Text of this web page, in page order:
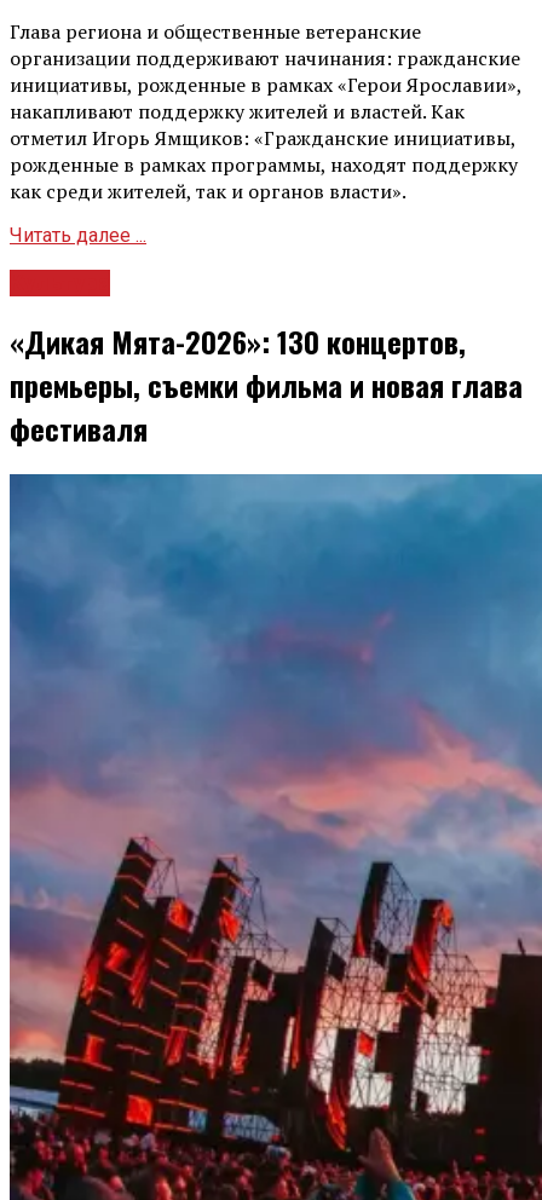
Глава региона и общественные ветеранские
организации поддерживают начинания: гражданские
инициативы, рожденные в рамках «Герои Ярославии»,
накапливают поддержку жителей и властей. Как
отметил Игорь Ямщиков: «Гражданские инициативы,
рожденные в рамках программы, находят поддержку
как среди жителей, так и органов власти».
Читать далее ...
«Дикая Мята-2026»: 130 концертов,
премьеры, съемки фильма и новая глава
фестиваля